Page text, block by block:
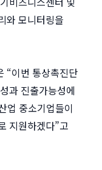
와 모니터링을
“이번 통상촉진단
과 진출가능성에
업 중소기업들이
지원하겠다”고